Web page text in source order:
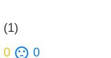
(1)
0 sentiment_dissatisfied 0